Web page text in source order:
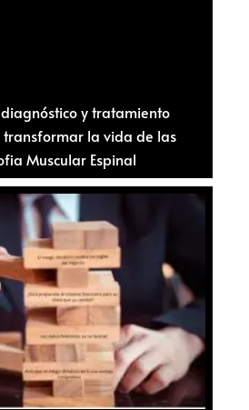
y tratamiento
la vida de las
Muscular Espinal